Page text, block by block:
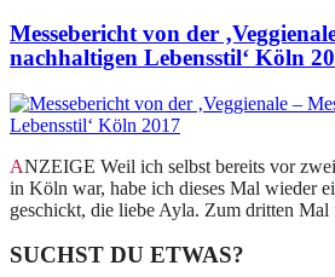
Messebericht von der
nachhaltigen Lebensstil‘ Köln
ANZEIGE Weil ich selbst bereits vor zwei Wochen zur Veganfach
in Köln war, habe ich dieses Mal wieder
geschickt, die liebe Ayla. Zum dritten Mal
SUCHST DU ETWAS?